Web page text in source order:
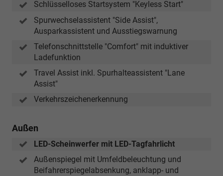
Schlüsselloses Startsystem "Keyless Start"
Spurwechselassistent "Side Assist",
Ausparkassistent und Ausstiegswarnung
Telefonschnittstelle "Comfort" mit induktiver
Ladefunktion
Travel Assist inkl. Spurhalteassistent "Lane
Assist"
Verkehrszeichenerkennung
Außen
LED-Scheinwerfer mit LED-Tagfahrlicht
Außenspiegel mit Umfeldbeleuchtung und
Beifahrerspiegelabsenkung, anklapp- und